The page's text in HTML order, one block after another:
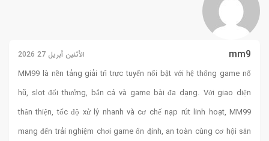
mm9 الأثنين أبريل 27 2026
MM99 là nền tảng giải trí trực tuyến nổi bật với hệ thống game nổ
hũ, slot đổi thưởng, bắn cá và game bài đa dạng. Với giao diện
thân thiện, tốc độ xử lý nhanh và cơ chế nạp rút linh hoạt, MM99
mang đến trải nghiệm chơi game ổn định, an toàn cùng cơ hội săn